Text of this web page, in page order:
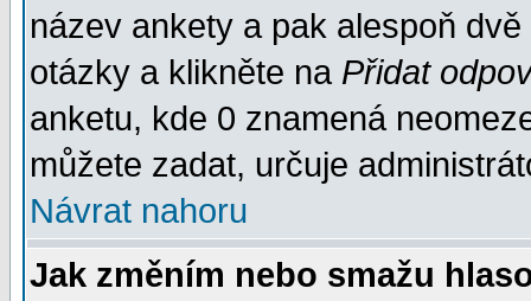
název ankety a pak alespoň
otázky a klikněte na Přidat
anketu, kde 0 znamená
můžete zadat, určuje
Návrat nahoru
Jak změním nebo smažu